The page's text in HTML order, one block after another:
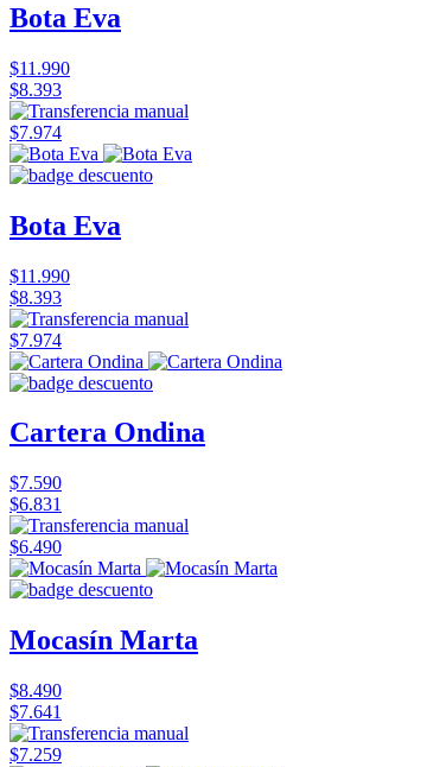
Bota Eva
$11.990
$8.393
$7.974
Bota Eva
$11.990
$8.393
$7.974
Cartera Ondina
$7.590
$6.831
$6.490
Mocasín Marta
$8.490
$7.641
$7.259